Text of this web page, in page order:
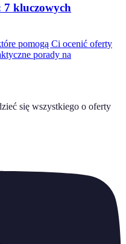
7 kluczowych
pomogą Ci ocenić oferty
porady na
się wszystkiego o oferty